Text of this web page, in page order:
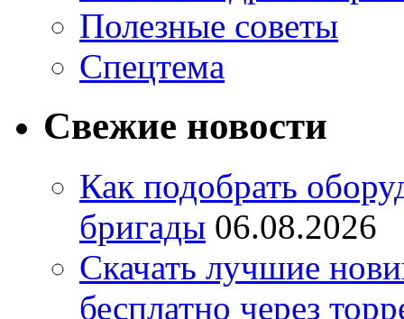
Полезные советы
Спецтема
Свежие новости
Как подобрать
бригады 06.08.2026
Скачать лучшие
бесплатно через